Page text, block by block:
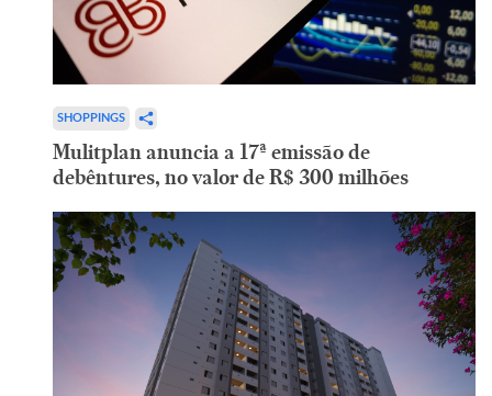
SHOPPINGS
Mulitplan anuncia a 17ª emissão de
debêntures, no valor de R$ 300 milhões